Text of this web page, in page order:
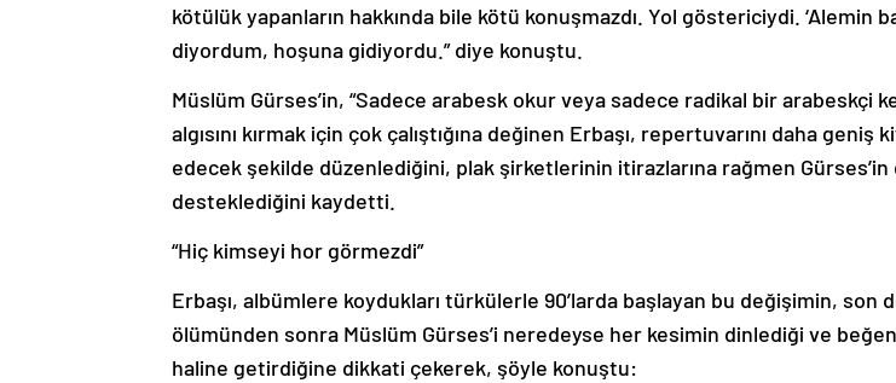
kötülük yapanların hakkında bile kötü konuşmazdı. Yol göstericiydi. ‘Alemin
diyordum, hoşuna gidiyordu.” diye konuştu.
Müslüm Gürses’in, “Sadece arabesk okur veya sadece radikal bir arabeskçi
algısını kırmak için çok çalıştığına değinen Erbaşı, repertuvarını daha geniş
edecek şekilde düzenlediğini, plak şirketlerinin itirazlarına rağmen
desteklediğini kaydetti.
“Hiç kimseyi hor görmezdi”
Erbaşı, albümlere koydukları türkülerle 90’larda başlayan bu değişimin, son
ölümünden sonra Müslüm Gürses’i neredeyse her kesimin dinlediği ve
haline getirdiğine dikkati çekerek, şöyle konuştu: